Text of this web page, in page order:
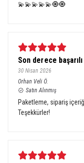
💫💫💫💫💫🧿🧿
Son derece başarılı
30 Nisan 2026
Orhan Veli Ö.
Satın Alınmış
Paketleme, sipariş
Teşekkürler!